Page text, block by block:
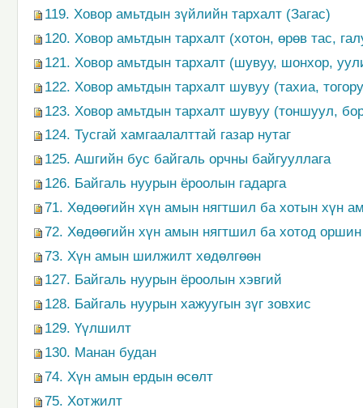
119. Ховор амьтдын зүйлийн тархалт (Загас)
120. Ховор амьтдын тархалт (хотон, өрөв тас,
121. Ховор амьтдын тархалт (шувуу, шонхор,
122. Ховор амьтдын тархалт шувуу (тахиа,
123. Ховор амьтдын тархалт шувуу (тоншуул,
124. Тусгай хамгаалалттай газар нутаг
125. Ашгийн бус байгаль орчны байгууллага
126. Байгаль нуурын ёроолын гадарга
71. Хөдөөгийн хүн амын нягтшил ба хотын хүн
72. Хөдөөгийн хүн амын нягтшил ба хотод
73. Хүн амын шилжилт хөдөлгөөн
127. Байгаль нуурын ёроолын хэвгий
128. Байгаль нуурын хажуугын зүг зовхис
129. Үүлшилт
130. Манан будан
74. Хүн амын ердын өсөлт
75. Хотжилт